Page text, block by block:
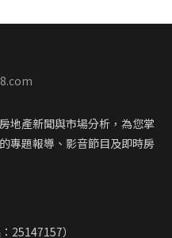
地產新聞與市場分析，為您掌
專題報導、影音節目及即時房
25147157）